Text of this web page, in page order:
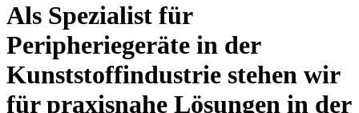
Als Spezialist für
Peripheriegeräte in der
Kunststoffindustrie stehen wir
für praxisnahe Lösungen in der